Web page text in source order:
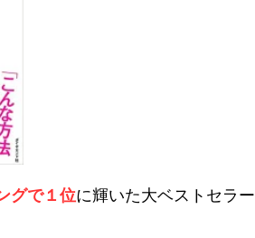
グで１位に輝いた大ベストセラー